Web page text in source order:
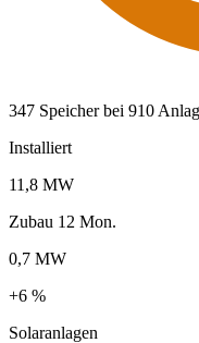
347 Speicher bei 910
Installiert
11,8 MW
Zubau 12 Mon.
0,7 MW
+6 %
Solaranlagen